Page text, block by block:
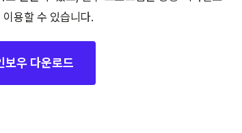
용할 수 있습니다.
보우 다운로드